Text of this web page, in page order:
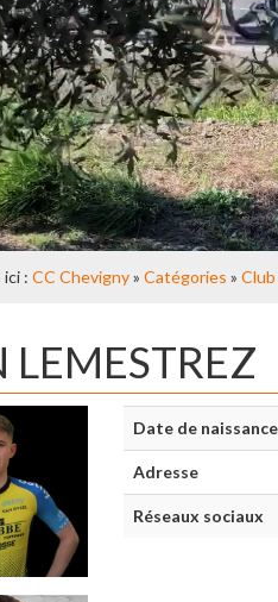
: CC Chevigny» Catégories » Club
LEMESTREZ
Date de naissance
Adresse
Réseaux sociaux